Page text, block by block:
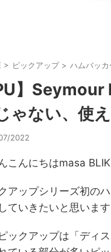
> ピックアップ > ハムバッカ
PU】
ゃない、使
2022
こんにちはmasa
アップシリーズ初の
ていきたいと思います
ックアップは「ディ